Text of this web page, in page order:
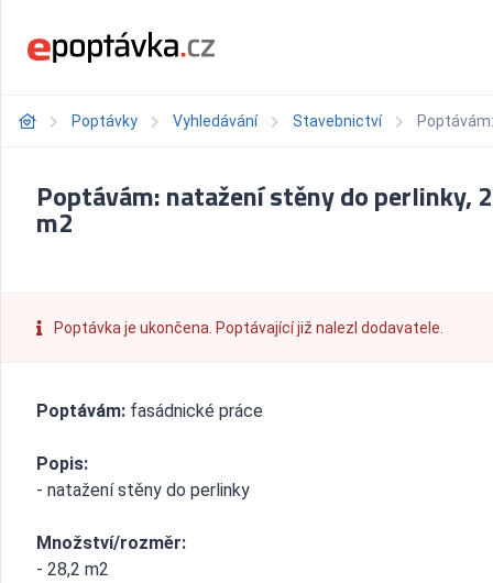
Poptávky Vyhledávání Stavebnictví
Poptávám: natažení stěny do perlinky,
m2
Poptávka je ukončena. Poptávající již nalezl dodavatele.
Poptávám: fasádnické práce
Popis:
- natažení stěny do perlinky
Množství/rozměr:
- 28,2 m2